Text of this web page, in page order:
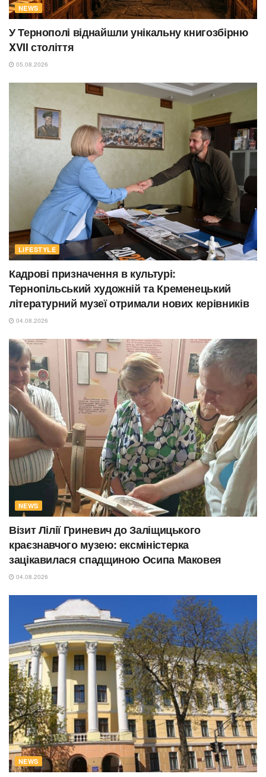
NEWS
У Тернополі віднайшли унікальну книгозбірню
XVII століття
05.08.2026
LIFESTYLE
Кадрові призначення в культурі:
Тернопільський художній та Кременецький
літературний музеї отримали нових керівників
04.08.2026
NEWS
Візит Лілії Гриневич до Заліщицького
краєзнавчого музею: ексміністерка
зацікавилася спадщиною Осипа Маковея
04.08.2026
NEWS